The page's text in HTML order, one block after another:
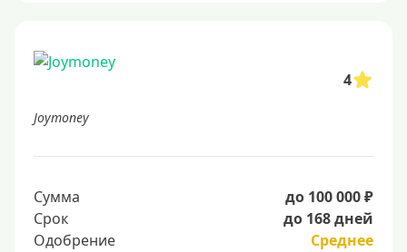
4
Joymoney
Сумма
до 100 000 ₽
Срок
до 168 дней
Одобрение
Среднее